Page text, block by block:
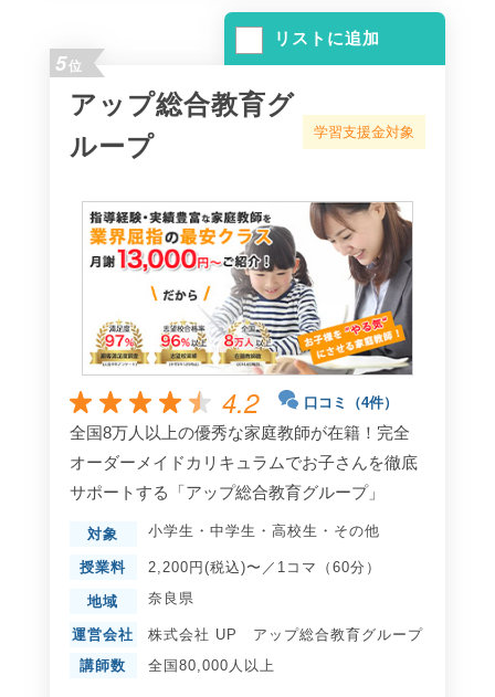
リストに追加
5位
アップ総合教育グ
ループ
学習支援金対象
4.2 口コミ（4件）
全国8万人以上の優秀な家庭教師が在籍！完全
オーダーメイドカリキュラムでお子さんを徹底
サポートする「アップ総合教育グループ」
対象 小学生 ・ 中学生 ・ 高校生 ・ その他
授業料 2,200円(税込)〜／1コマ（60分）
地域 奈良県
運営会社
株式会社 UP アップ総合教育グループ
講師数
全国80,000人以上